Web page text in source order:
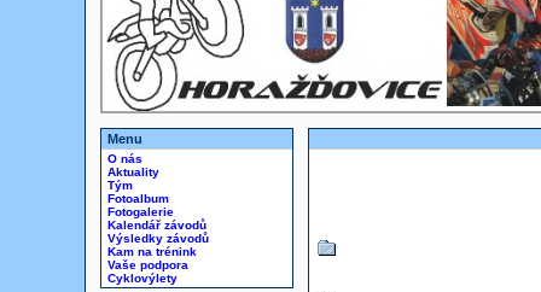
Menu
O nás
Aktuality
Tým
Fotoalbum
Fotogalerie
Kalendář závodů
Výsledky závodů
Kam na trénink
Vaše podpora
Cyklovýlety